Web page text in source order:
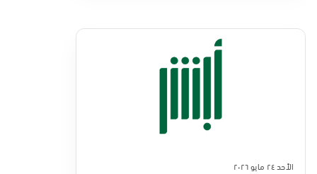
الأحد ٢٤ مايو ٢٠٢٦